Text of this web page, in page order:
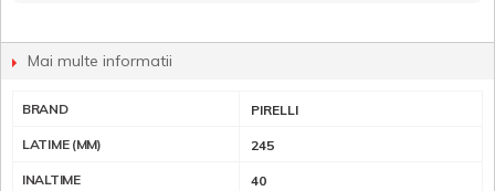
Mai multe informatii
BRAND PIRELLI
LATIME (MM) 245
INALTIME 40